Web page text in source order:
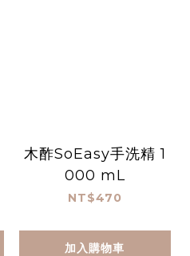
木酢SoEasy手洗精 1
000 mL
NT$470
加入購物車